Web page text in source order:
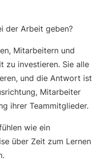
der Arbeit geben?
Mitarbeitern und
zu investieren. Sie alle
und die Antwort ist
Mitarbeiter
ihrer Teammitglieder.
wie ein
über Zeit zum Lernen